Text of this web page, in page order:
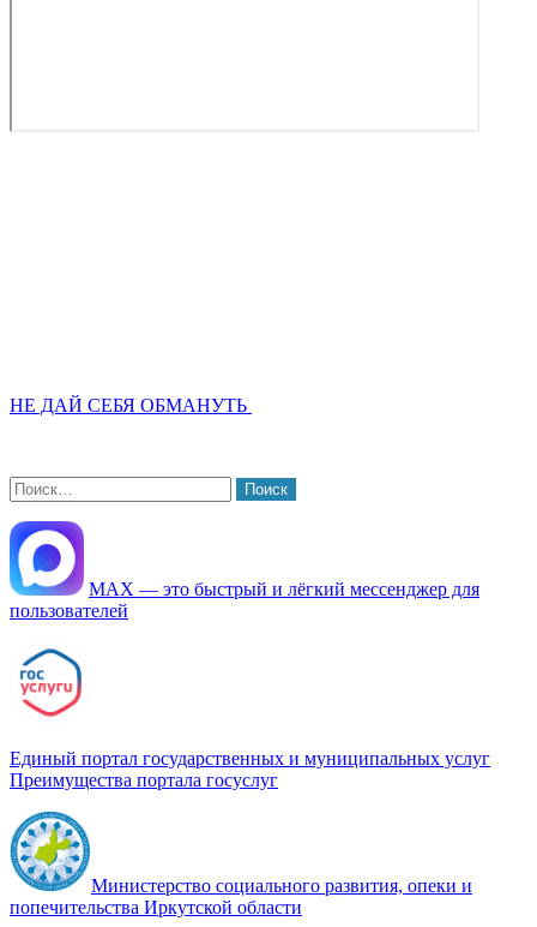
НЕ ДАЙ СЕБЯ ОБМАНУТЬ
Найти:
МАХ — это быстрый и лёгкий мессенджер для
пользователей
Единый портал государственных и муниципальных услуг
Преимущества портала госуслуг
Министерство социального развития, опеки и
попечительства Иркутской области